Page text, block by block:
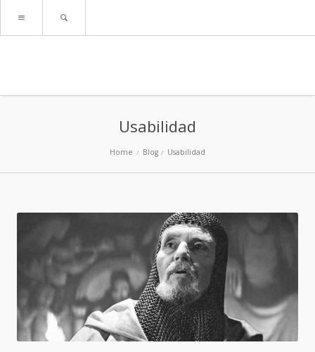
Usabilidad
Home Blog Usabilidad